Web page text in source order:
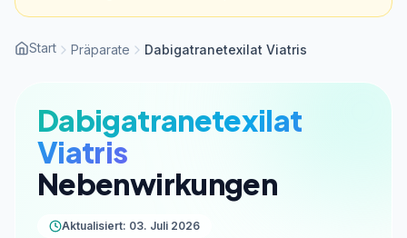
Start Präparate Dabigatranetexilat Viatris
Dabigatranetexilat
Viatris
Nebenwirkungen
Aktualisiert: 03. Juli 2026